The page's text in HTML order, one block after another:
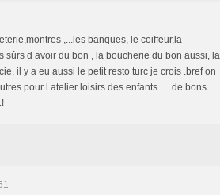
,...les banques, le coiffeur,la
d avoir du bon , la boucherie du bon aussi, la
il y a eu aussi le petit resto turc je crois .bref on
pour l atelier loisirs des enfants .....de bons